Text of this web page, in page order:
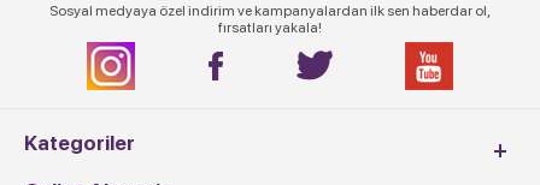
Sosyal medyaya özel indirim ve kampanyalardan ilk sen haberdar ol,
fırsatları yakala!
Kategoriler